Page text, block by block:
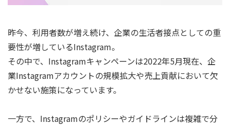
昨今、利用者数が増え続け、企業の生活者接点としての重
要性が増しているInstagram。
その中で、Instagramキャンペーンは2022年5月現在、企
業Instagramアカウントの規模拡大や売上貢献において欠
かせない施策になっています。
一方で、Instagramのポリシーやガイドラインは複雑で分